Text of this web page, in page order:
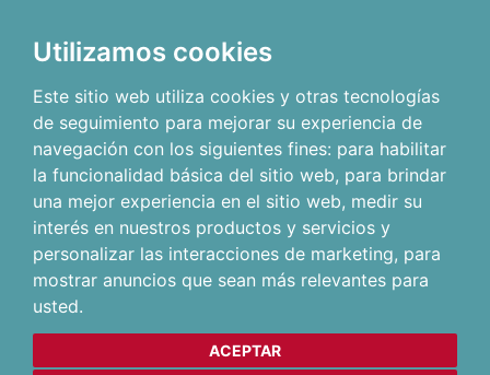
Utilizamos cookies
Este sitio web utiliza cookies y otras tecnologías
de seguimiento para mejorar su experiencia de
navegación con los siguientes fines: para habilitar
la funcionalidad básica del sitio web, para brindar
una mejor experiencia en el sitio web, medir su
interés en nuestros productos y servicios y
personalizar las interacciones de marketing, para
mostrar anuncios que sean más relevantes para
usted.
ACEPTAR